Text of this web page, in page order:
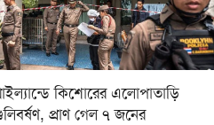
কিশোরের এলোপাতাড়ি
প্রাণ গেল ৭ জনের